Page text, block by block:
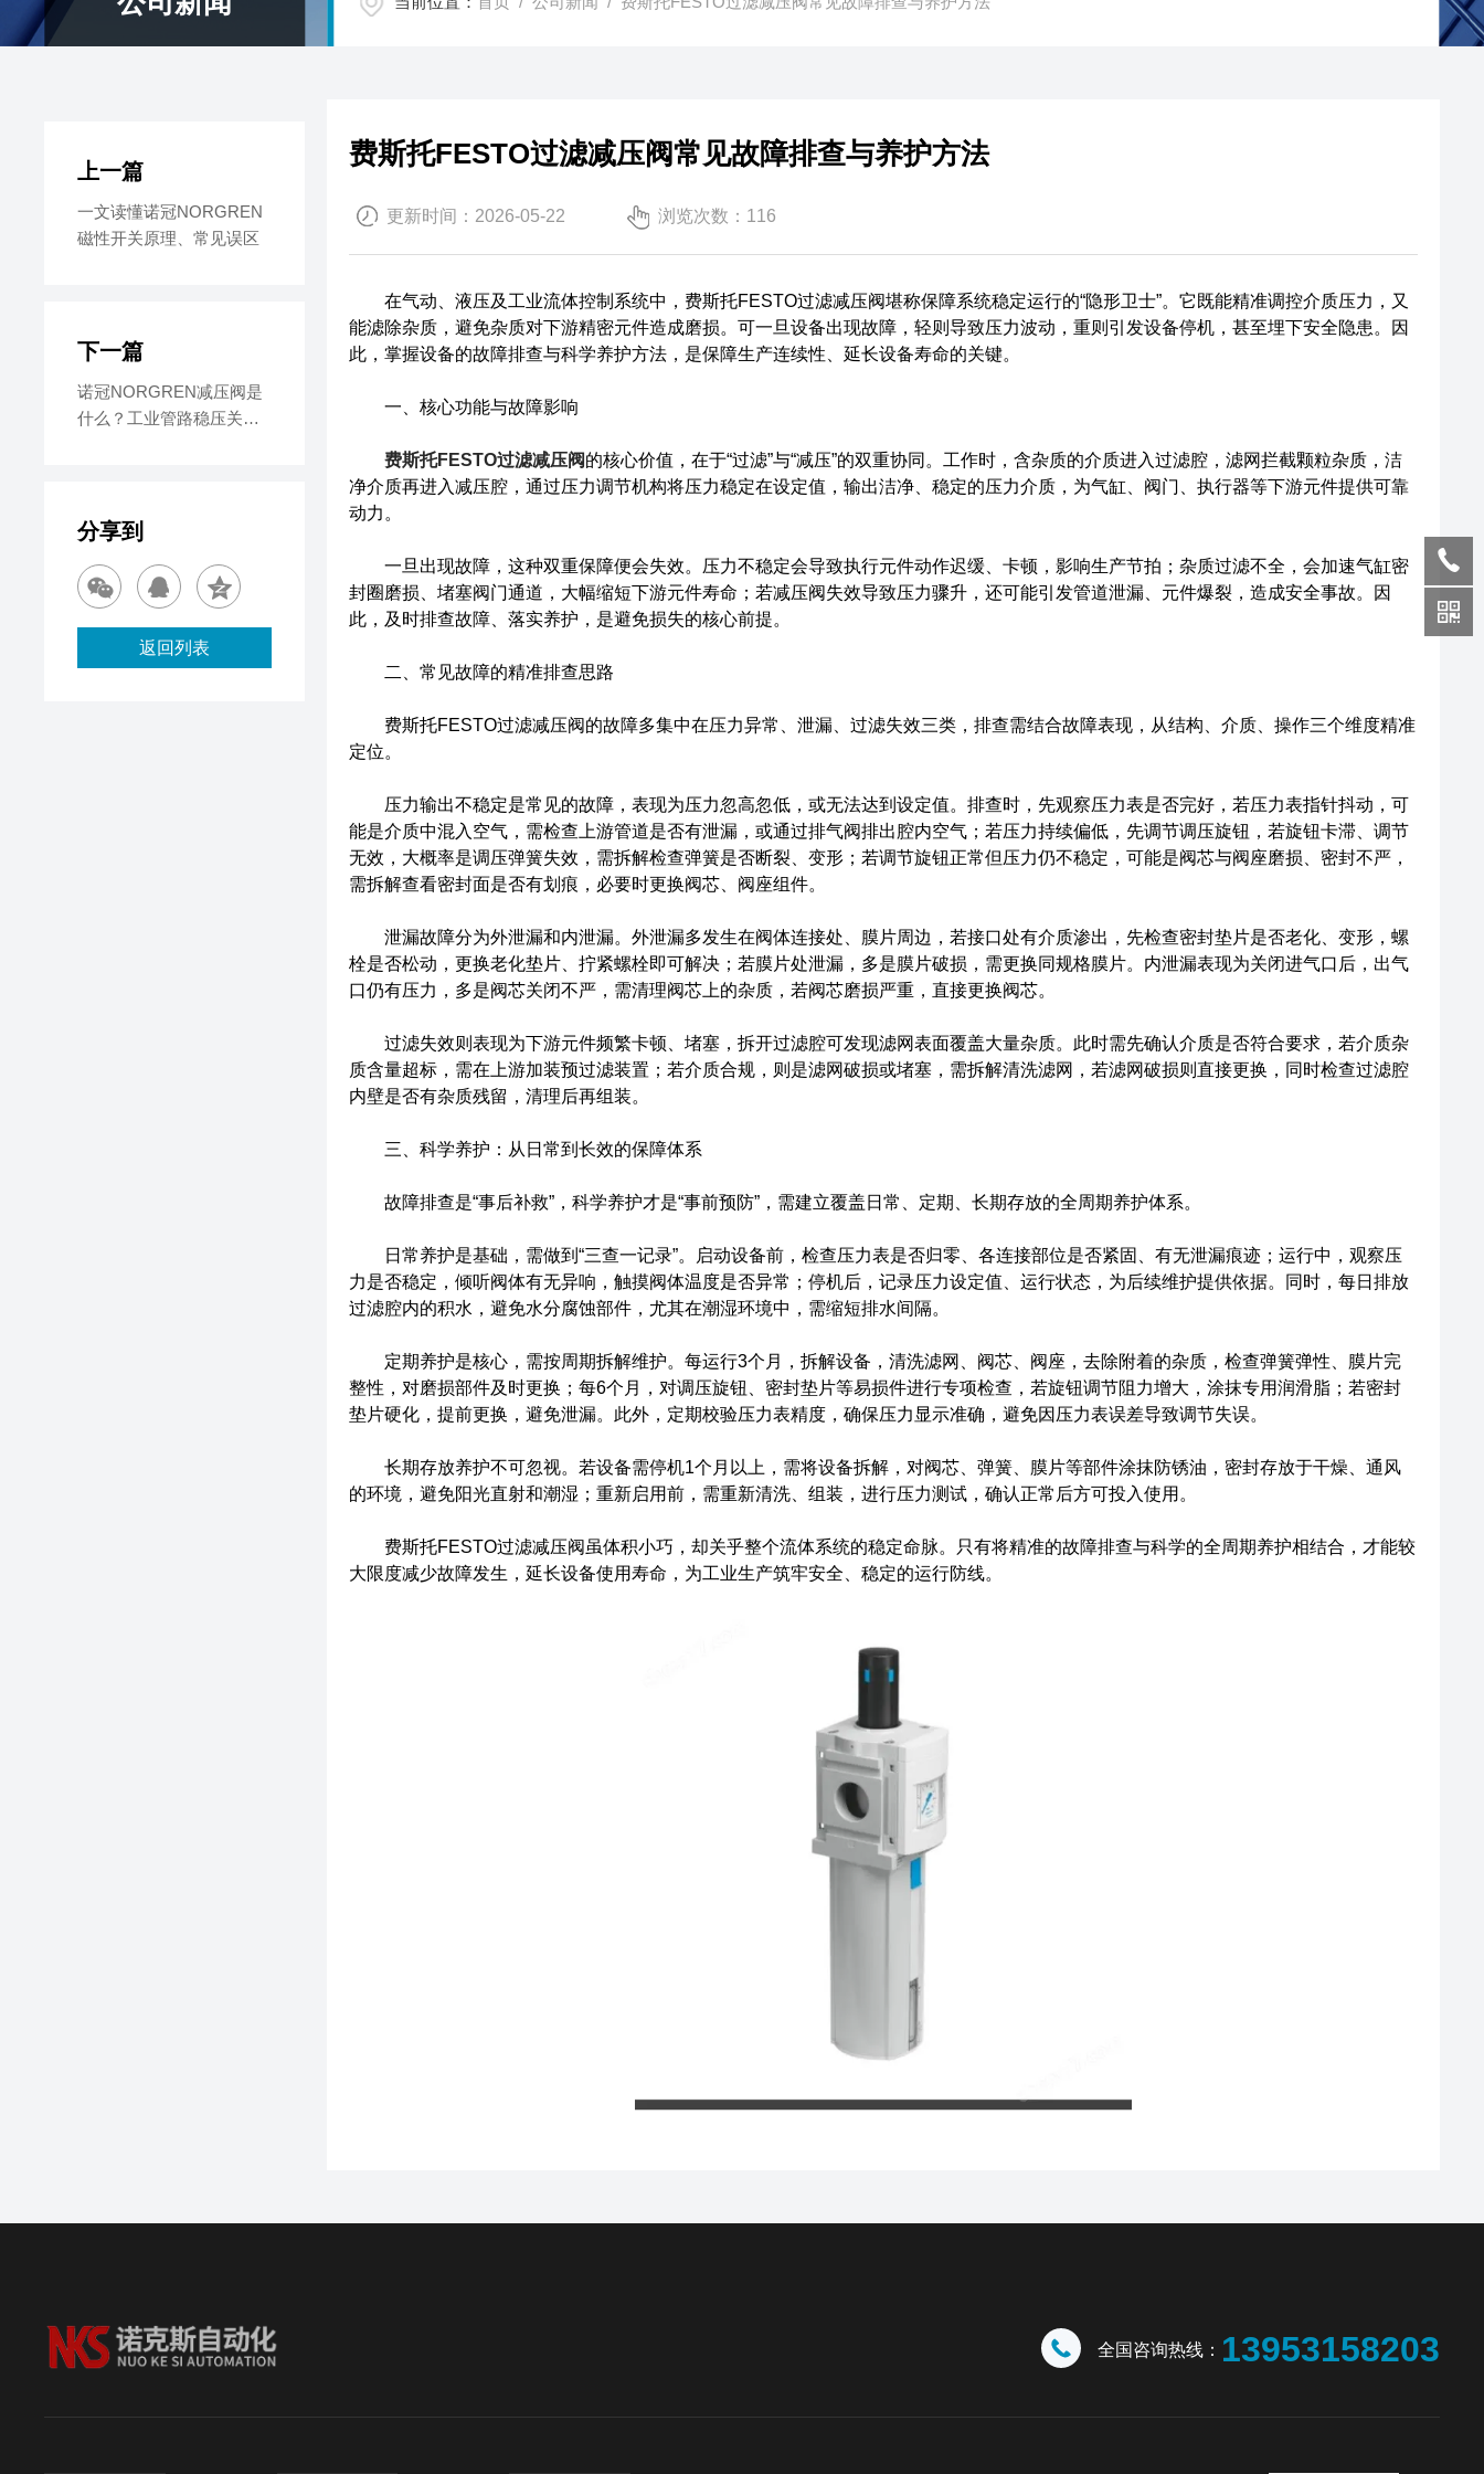
费斯托FESTO过滤减压阀常见故障排查与养护方法
更新时间：2026-05-22 浏览次数：116
在气动、液压及工业流体控制系统中，费斯托FESTO过滤减压阀堪称保障系统稳定运行的“隐形卫士”。它既能精准调控介质压力，又
能滤除杂质，避免杂质对下游精密元件造成磨损。可一旦设备出现故障，轻则导致压力波动，重则引发设备停机，甚至埋下安全隐患。因
此，掌握设备的故障排查与科学养护方法，是保障生产连续性、延长设备寿命的关键。
一、核心功能与故障影响
费斯托FESTO过滤减压阀的核心价值，在于“过滤”与“减压”的双重协同。工作时，含杂质的介质进入过滤腔，滤网拦截颗粒杂质，洁
净介质再进入减压腔，通过压力调节机构将压力稳定在设定值，输出洁净、稳定的压力介质，为气缸、阀门、执行器等下游元件提供可靠
动力。
一旦出现故障，这种双重保障便会失效。压力不稳定会导致执行元件动作迟缓、卡顿，影响生产节拍；杂质过滤不全，会加速气缸密
封圈磨损、堵塞阀门通道，大幅缩短下游元件寿命；若减压阀失效导致压力骤升，还可能引发管道泄漏、元件爆裂，造成安全事故。因
此，及时排查故障、落实养护，是避免损失的核心前提。
二、常见故障的精准排查思路
费斯托FESTO过滤减压阀的故障多集中在压力异常、泄漏、过滤失效三类，排查需结合故障表现，从结构、介质、操作三个维度精准
定位。
压力输出不稳定是常见的故障，表现为压力忽高忽低，或无法达到设定值。排查时，先观察压力表是否完好，若压力表指针抖动，可
能是介质中混入空气，需检查上游管道是否有泄漏，或通过排气阀排出腔内空气；若压力持续偏低，先调节调压旋钮，若旋钮卡滞、调节
无效，大概率是调压弹簧失效，需拆解检查弹簧是否断裂、变形；若调节旋钮正常但压力仍不稳定，可能是阀芯与阀座磨损、密封不严，
需拆解查看密封面是否有划痕，必要时更换阀芯、阀座组件。
泄漏故障分为外泄漏和内泄漏。外泄漏多发生在阀体连接处、膜片周边，若接口处有介质渗出，先检查密封垫片是否老化、变形，螺
栓是否松动，更换老化垫片、拧紧螺栓即可解决；若膜片处泄漏，多是膜片破损，需更换同规格膜片。内泄漏表现为关闭进气口后，出气
口仍有压力，多是阀芯关闭不严，需清理阀芯上的杂质，若阀芯磨损严重，直接更换阀芯。
过滤失效则表现为下游元件频繁卡顿、堵塞，拆开过滤腔可发现滤网表面覆盖大量杂质。此时需先确认介质是否符合要求，若介质杂
质含量超标，需在上游加装预过滤装置；若介质合规，则是滤网破损或堵塞，需拆解清洗滤网，若滤网破损则直接更换，同时检查过滤腔
内壁是否有杂质残留，清理后再组装。
三、科学养护：从日常到长效的保障体系
故障排查是“事后补救”，科学养护才是“事前预防”，需建立覆盖日常、定期、长期存放的全周期养护体系。
日常养护是基础，需做到“三查一记录”。启动设备前，检查压力表是否归零、各连接部位是否紧固、有无泄漏痕迹；运行中，观察压
力是否稳定，倾听阀体有无异响，触摸阀体温度是否异常；停机后，记录压力设定值、运行状态，为后续维护提供依据。同时，每日排放
过滤腔内的积水，避免水分腐蚀部件，尤其在潮湿环境中，需缩短排水间隔。
定期养护是核心，需按周期拆解维护。每运行3个月，拆解设备，清洗滤网、阀芯、阀座，去除附着的杂质，检查弹簧弹性、膜片完
整性，对磨损部件及时更换；每6个月，对调压旋钮、密封垫片等易损件进行专项检查，若旋钮调节阻力增大，涂抹专用润滑脂；若密封
垫片硬化，提前更换，避免泄漏。此外，定期校验压力表精度，确保压力显示准确，避免因压力表误差导致调节失误。
长期存放养护不可忽视。若设备需停机1个月以上，需将设备拆解，对阀芯、弹簧、膜片等部件涂抹防锈油，密封存放于干燥、通风
的环境，避免阳光直射和潮湿；重新启用前，需重新清洗、组装，进行压力测试，确认正常后方可投入使用。
费斯托FESTO过滤减压阀虽体积小巧，却关乎整个流体系统的稳定命脉。只有将精准的故障排查与科学的全周期养护相结合，才能较
大限度减少故障发生，延长设备使用寿命，为工业生产筑牢安全、稳定的运行防线。
上一篇
一文读懂诺冠NORGREN
磁性开关原理、常见误区
下一篇
诺冠NORGREN减压阀是
什么？工业管路稳压关键
分享到
返回列表
全国咨询热线： 13953158203